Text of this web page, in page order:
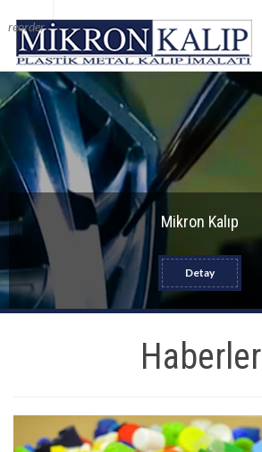
reorder
Mikron Kalıp
Detay
Haberler